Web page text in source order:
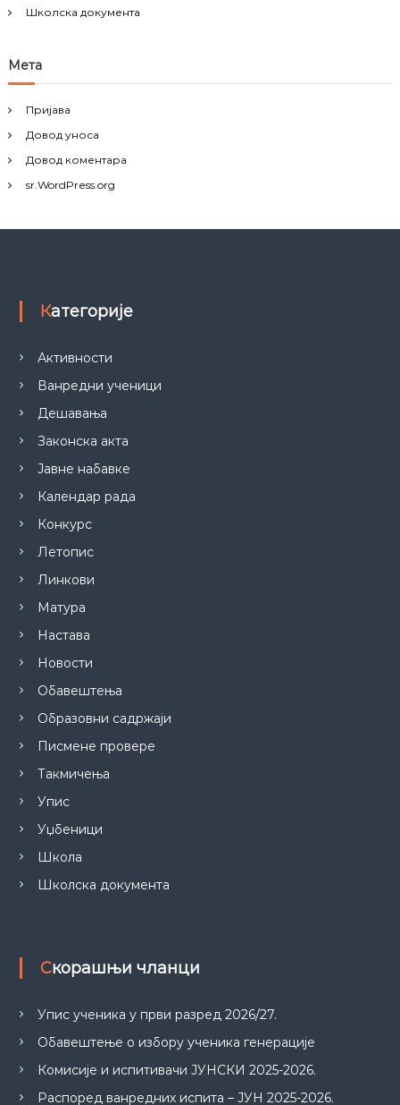
Школска документа
Мета
Пријава
Довод уноса
Довод коментара
sr.WordPress.org
Категорије
Активности
Ванредни ученици
Дешавања
Законска акта
Јавне набавке
Календар рада
Конкурс
Летопис
Линкови
Матура
Настава
Новости
Обавештења
Образовни садржаји
Писмене провере
Такмичења
Упис
Уџбеници
Школа
Школска документа
Скорашњи чланци
Упис ученика у први разред 2026/27.
Обавештење о избору ученика генерације
Комисије и испитивачи ЈУНСКИ 2025-2026.
Распоред ванредних испита – ЈУН 2025-2026.